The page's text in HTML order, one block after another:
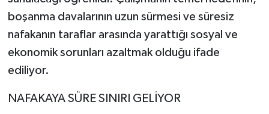
boşanma davalarının uzun sürmesi ve süresiz
nafakanın taraflar arasında yarattığı sosyal ve
ekonomik sorunları azaltmak olduğu ifade
ediliyor.
NAFAKAYA SÜRE SINIRI GELİYOR